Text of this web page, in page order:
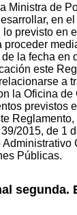
Ministra de
en
previsto en
proceder
la fecha en
este
a
la Oficina de
previstos
2015, de 1
Administrativo
Públicas.
segunda.